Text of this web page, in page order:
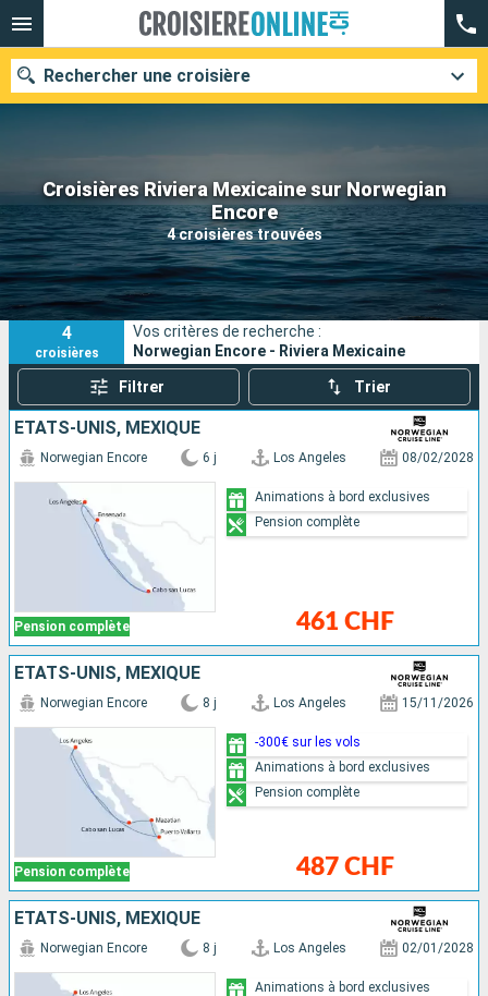
Croisières Riviera Mexicaine sur Norwegian
Encore
4 croisières trouvées
Rechercher une croisière
Nos destinations
Mois de départ
Ports Compagnies
Rechercher
4
croisières
Vos critères de recherche :
Norwegian Encore - Riviera Mexicaine
Filtrer Trier
ÉTATS-UNIS, MEXIQUE
Pension complète
Norwegian Encore 6 j Los Angeles 08/02/2028
461 CHF
Animations à bord exclusives
Pension complète
ÉTATS-UNIS, MEXIQUE
Pension complète
Norwegian Encore 8 j Los Angeles 15/11/2026
487 CHF
-300€ sur les vols
Animations à bord exclusives
Pension complète
ÉTATS-UNIS, MEXIQUE
Norwegian Encore 8 j Los Angeles 02/01/2028
Animations à bord exclusives